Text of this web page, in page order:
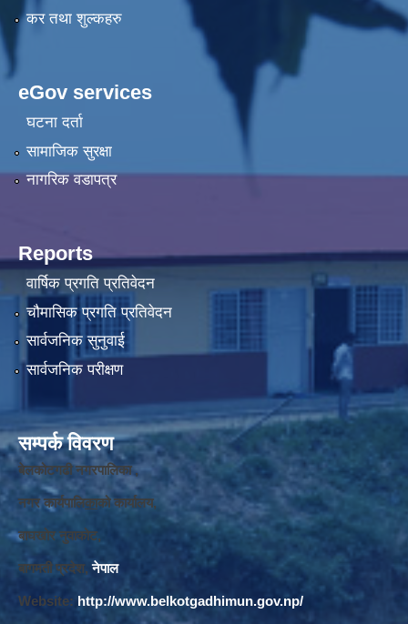
कर तथा शुल्कहरु
eGov services
घटना दर्ता
सामाजिक सुरक्षा
नागरिक वडापत्र
Reports
वार्षिक प्रगति प्रतिवेदन
चौमासिक प्रगति प्रतिवेदन
सार्वजनिक सुनुवाई
सार्वजनिक परीक्षण
सम्पर्क विवरण
बेलकोटगढी नगरपालिका ,
नगर कार्यपालिकाको कार्यालय,
बाघखोर नुवाकोट,
बागमती प्रदेश, नेपाल
Website: http://www.belkotgadhimun.gov.np/